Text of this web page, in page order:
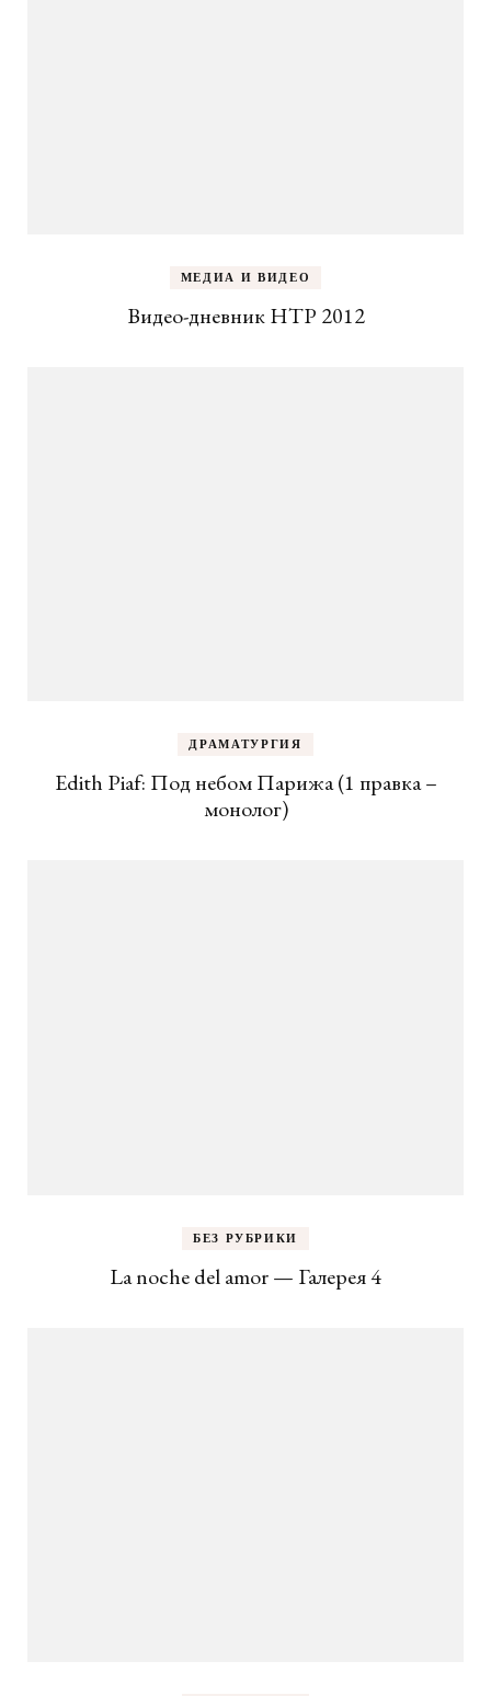
МЕДИА И ВИДЕО
Видео-дневник НТР 2012
ДРАМАТУРГИЯ
Edith Piaf: Под небом Парижа (1 правка –
монолог)
БЕЗ РУБРИКИ
La noche del amor — Галерея 4